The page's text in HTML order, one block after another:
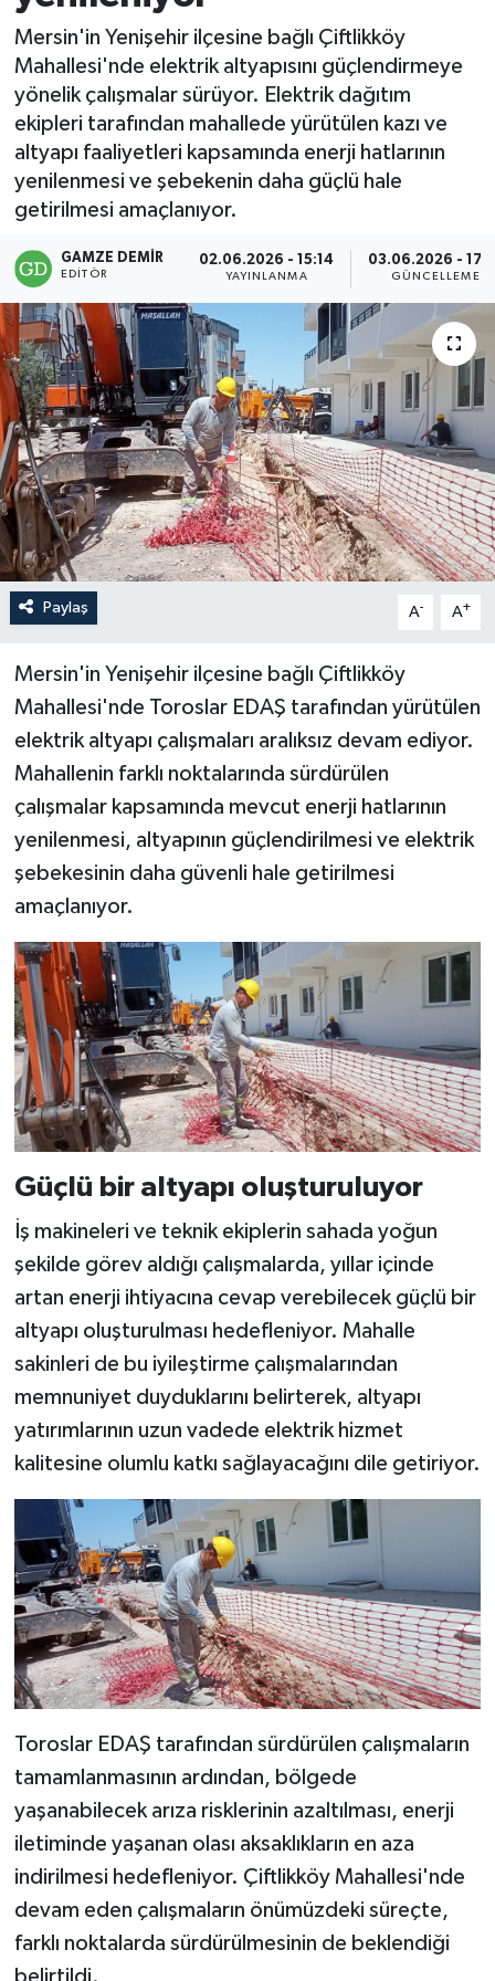
Mersin'in Yenişehir ilçesine bağlı Çiftlikköy
Mahallesi'nde elektrik altyapısını güçlendirmeye
yönelik çalışmalar sürüyor. Elektrik dağıtım
ekipleri tarafından mahallede yürütülen kazı ve
altyapı faaliyetleri kapsamında enerji hatlarının
yenilenmesi ve şebekenin daha güçlü hale
getirilmesi amaçlanıyor.
GAMZE DEMIR
EDITÖR
02.06.2026 - 15:14
YAYINLANMA
03.06.2026 -
GÜNCELLEME
Paylaş A- A+
Mersin'in Yenişehir ilçesine bağlı Çiftlikköy
Mahallesi'nde Toroslar EDAŞ tarafından yürütülen
elektrik altyapı çalışmaları aralıksız devam ediyor.
Mahallenin farklı noktalarında sürdürülen
çalışmalar kapsamında mevcut enerji hatlarının
yenilenmesi, altyapının güçlendirilmesi ve elektrik
şebekesinin daha güvenli hale getirilmesi
amaçlanıyor.
Güçlü bir altyapı oluşturuluyor
İş makineleri ve teknik ekiplerin sahada yoğun
şekilde görev aldığı çalışmalarda, yıllar içinde
artan enerji ihtiyacına cevap verebilecek güçlü bir
altyapı oluşturulması hedefleniyor. Mahalle
sakinleri de bu iyileştirme çalışmalarından
memnuniyet duyduklarını belirterek, altyapı
yatırımlarının uzun vadede elektrik hizmet
kalitesine olumlu katkı sağlayacağını dile getiriyor.
Toroslar EDAŞ tarafından sürdürülen çalışmaların
tamamlanmasının ardından, bölgede
yaşanabilecek arıza risklerinin azaltılması, enerji
iletiminde yaşanan olası aksaklıkların en aza
indirilmesi hedefleniyor. Çiftlikköy Mahallesi'nde
devam eden çalışmaların önümüzdeki süreçte,
farklı noktalarda sürdürülmesinin de beklendiği